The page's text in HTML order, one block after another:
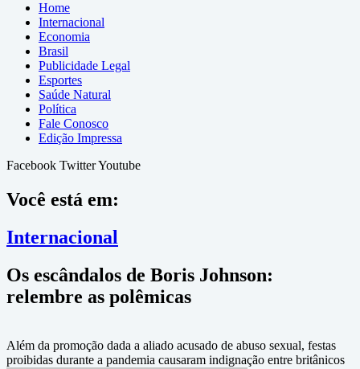
Home
Internacional
Economia
Brasil
Publicidade Legal
Esportes
Saúde Natural
Política
Fale Conosco
Edição Impressa
Facebook TwitterYoutube
Você está em:
Internacional
Os escândalos de Boris Johnson:
relembre as polêmicas
Além da promoção dada a aliado acusado de abuso sexual, festas
proibidas durante a pandemia causaram indignação entre britânicos